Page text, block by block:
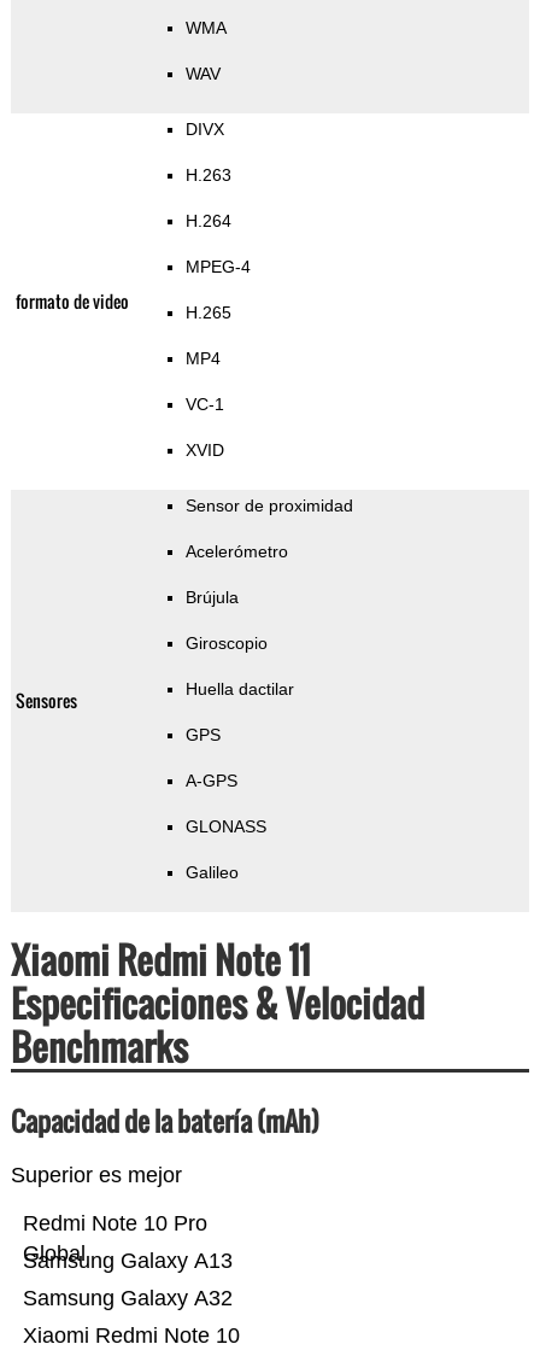
WMA
WAV
formato de video
DIVX
H.263
H.264
MPEG-4
H.265
MP4
VC-1
XVID
Sensores
Sensor de proximidad
Acelerómetro
Brújula
Giroscopio
Huella dactilar
GPS
A-GPS
GLONASS
Galileo
Xiaomi Redmi Note 11
Especificaciones & Velocidad
Benchmarks
Capacidad de la batería (mAh)
Superior es mejor
Xiaomi Redmi Note 10
Samsung Galaxy A32
Samsung Galaxy A13
Redmi Note 10 Pro
Global